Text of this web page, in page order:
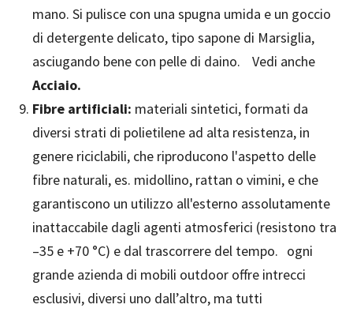
mano. Si pulisce con una spugna umida e un goccio
di detergente delicato, tipo sapone di Marsiglia,
asciugando bene con pelle di daino. Vedi anche
Acciaio.
Fibre artificiali: materiali sintetici, formati da
diversi strati di polietilene ad alta resistenza, in
genere riciclabili, che riproducono l'aspetto delle
fibre naturali, es. midollino, rattan o vimini, e che
garantiscono un utilizzo all'esterno assolutamente
inattaccabile dagli agenti atmosferici (resistono tra
–35 e +70 °C) e dal trascorrere del tempo. ogni
grande azienda di mobili outdoor offre intrecci
esclusivi, diversi uno dall’altro, ma tutti